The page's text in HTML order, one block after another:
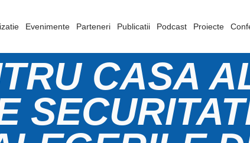
Evenimente Parteneri Publicatii Podcast Proiecte
CASA